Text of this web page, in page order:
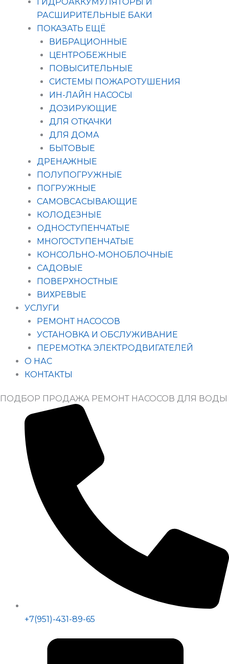
РАСШИРИТЕЛЬНЫЕ БАКИ
ПОКАЗАТЬ ЕЩЁ
ВИБРАЦИОННЫЕ
ЦЕНТРОБЕЖНЫЕ
ПОВЫСИТЕЛЬНЫЕ
СИСТЕМЫ ПОЖАРОТУШЕНИЯ
ИН-ЛАЙН НАСОСЫ
ДОЗИРУЮЩИЕ
ДЛЯ ОТКАЧКИ
ДЛЯ ДОМА
БЫТОВЫЕ
ДРЕНАЖНЫЕ
ПОЛУПОГРУЖНЫЕ
ПОГРУЖНЫЕ
САМОВСАСЫВАЮЩИЕ
КОЛОДЕЗНЫЕ
ОДНОСТУПЕНЧАТЫЕ
МНОГОСТУПЕНЧАТЫЕ
КОНСОЛЬНО-МОНОБЛОЧНЫЕ
САДОВЫЕ
ПОВЕРХНОСТНЫЕ
ВИХРЕВЫЕ
УСЛУГИ
РЕМОНТ НАСОСОВ
УСТАНОВКА И ОБСЛУЖИВАНИЕ
ПЕРЕМОТКА ЭЛЕКТРОДВИГАТЕЛЕЙ
О НАС
КОНТАКТЫ
ПОДБОР ПРОДАЖА РЕМОНТ НАСОСОВ ДЛЯ ВОДЫ
+7(951)-431-89-65